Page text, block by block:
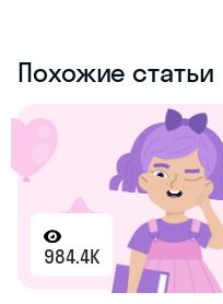
Похожие статьи
984.4K